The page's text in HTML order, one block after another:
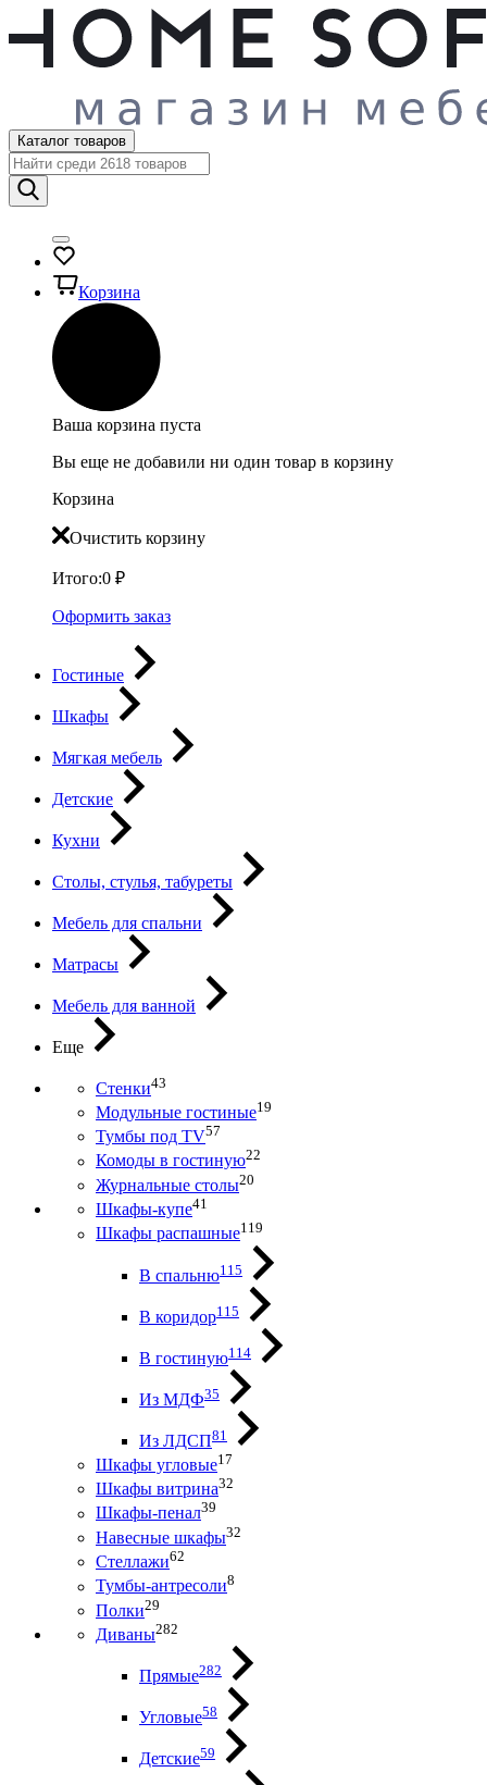
Каталог товаров
Корзина
Ваша корзина пуста
Вы еще не добавили ни один товар в корзину
Корзина
Очистить корзину
Итого:0 ₽
Оформить заказ
Гостиные
Шкафы
Мягкая мебель
Детские
Кухни
Столы, стулья, табуреты
Мебель для спальни
Матрасы
Мебель для ванной
Еще
Стенки43
Модульные гостиные19
Тумбы под ТV57
Комоды в гостиную22
Журнальные столы20
Шкафы-купе41
Шкафы распашные119
В спальню115
В коридор115
В гостиную114
Из МДФ35
Из ЛДСП81
Шкафы угловые17
Шкафы витрина32
Шкафы-пенал39
Навесные шкафы32
Стеллажи62
Тумбы-антресоли8
Полки29
Диваны282
Прямые282
Угловые58
Детские59